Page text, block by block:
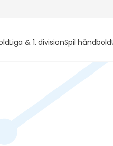
Liga & 1. divisionSpil håndbold